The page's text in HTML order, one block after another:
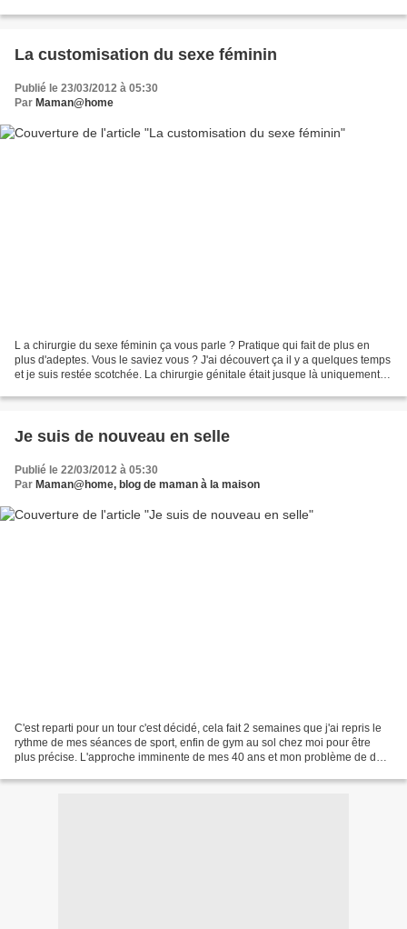
La customisation du sexe féminin
Publié le 23/03/2012 à 05:30
Par Maman@home
L a chirurgie du sexe féminin ça vous parle ? Pratique qui fait de plus en
plus d'adeptes. Vous le saviez vous ? J'ai découvert ça il y a quelques temps
et je suis restée scotchée. La chirurgie génitale était jusque là uniquement
Je suis de nouveau en selle
Publié le 22/03/2012 à 05:30
Par Maman@home, blog de maman à la maison
C'est reparti pour un tour c'est décidé, cela fait 2 semaines que j'ai repris le
rythme de mes séances de sport, enfin de gym au sol chez moi pour être
plus précise. L'approche imminente de mes 40 ans et mon problème de dos